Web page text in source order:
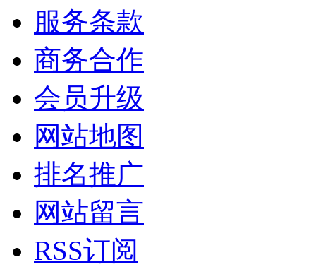
服务条款
商务合作
会员升级
网站地图
排名推广
网站留言
RSS订阅